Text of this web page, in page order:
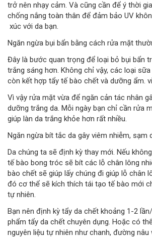
trở nên nhạy cảm. Và cũng cần để ý thời
chống nắng toàn thân để đảm bảo UV
xúc với da bạn.
Ngăn ngừa bụi bẩn bằng cách rửa mặt
Đây là bước quan trọng để loại bỏ bụi bẩn
trắng sáng hơn. Không chỉ vậy, các loại
còn kết hợp tẩy tế bào chết và dưỡng ẩm.
Vì vậy rửa mặt vừa để ngăn cản tác nhân
dưỡng trắng da. Mỗi ngày bạn chỉ cần rửa
giúp làn da trắng khỏe hơn rất nhiều.
Ngăn ngừa bít tắc da gây viêm nhiễm, sạm
Da chúng ta sẽ định kỳ thay mới. Nếu
tế bào bong tróc sẽ bít các lỗ chân lông
bào chết sẽ giúp lấy chúng đi giúp lỗ chân
đó cơ thể sẽ kích thích tái tạo tế bào mới
tự nhiên.
Bạn nên định kỳ tẩy da chết khoảng 1-2
phẩm tẩy da chết chuyên dụng. Hoặc có
nguyên liệu tự nhiên như chanh, đường nâu